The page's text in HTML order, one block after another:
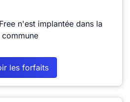
n'est implantée dans la
commune
les forfaits